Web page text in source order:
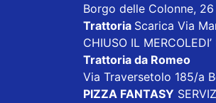
Borgo delle Colonne,
Trattoria Scarica Via
CHIUSO IL MERCOLEDI’
Trattoria da Romeo
Via Traversetolo 185/a
PIZZA FANTASY